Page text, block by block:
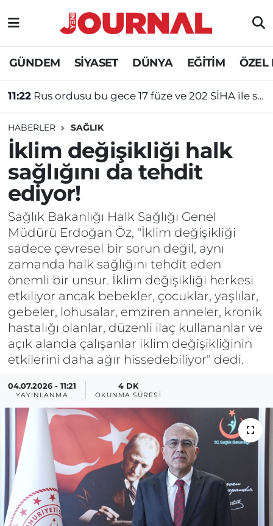
GÜNDEM SİYASET DÜNYA EĞİTİM ÖZEL
11:22 Rus ordusu bu gece 17 füze ve 202 SİHA ile saldırı düzenledi
HABERLER SAĞLIK
İklim değişikliği halk
sağlığını da tehdit
ediyor!
Sağlık Bakanlığı Halk Sağlığı Genel
Müdürü Erdoğan Öz, "İklim değişikliği
sadece çevresel bir sorun değil, aynı
zamanda halk sağlığını tehdit eden
önemli bir unsur. İklim değişikliği herkesi
etkiliyor ancak bebekler, çocuklar, yaşlılar,
gebeler, lohusalar, emziren anneler, kronik
hastalığı olanlar, düzenli ilaç kullananlar ve
açık alanda çalışanlar iklim değişikliğinin
etkilerini daha ağır hissedebiliyor" dedi.
04.07.2026 - 11:21
YAYINLANMA
4 DK
OKUNMA SÜRESI
GÜNDEM
SİYASET
DÜNYA
EĞİTİM
ÖZEL HABER
Nöbetçi Eczaneler
Hava Durumu
Süper Lig Puan Durumu ve Fikstür
Tüm Manşetler
Son Dakika Haberleri
Haber Arşivi